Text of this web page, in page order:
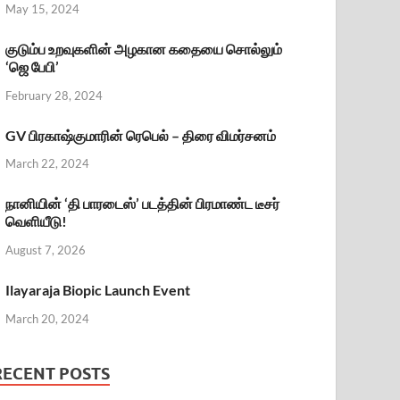
May 15, 2024
குடும்ப உறவுகளின் அழகான கதையை சொல்லும்
‘ஜெ பேபி’
February 28, 2024
GV பிரகாஷ்குமாரின் ரெபெல் – திரை விமர்சனம்
March 22, 2024
நானியின் ‘தி பாரடைஸ்’ படத்தின் பிரமாண்ட டீசர்
வெளியீடு!
August 7, 2026
Ilayaraja Biopic Launch Event
March 20, 2024
POSTS